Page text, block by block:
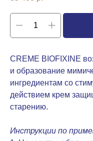
CREME BIOFIXINE
и образование
ингредиентам со
действием крем
старению.
Инструкции по